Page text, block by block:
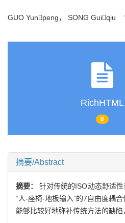
GUO Yunpeng， SONG Guiqiu
RichHTML
0
摘要/Abstract
摘要：针对传统的ISO动态舒适
“人-座椅-地板输入”的7自由度耦
能够比较好地弥补传统方法的缺